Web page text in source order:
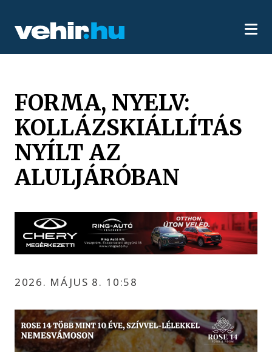
FORMA, NYELV:
KOLLÁZSKIÁLLÍTÁS
NYÍLT AZ
ALULJÁRÓBAN
2026. MÁJUS 8. 10:58